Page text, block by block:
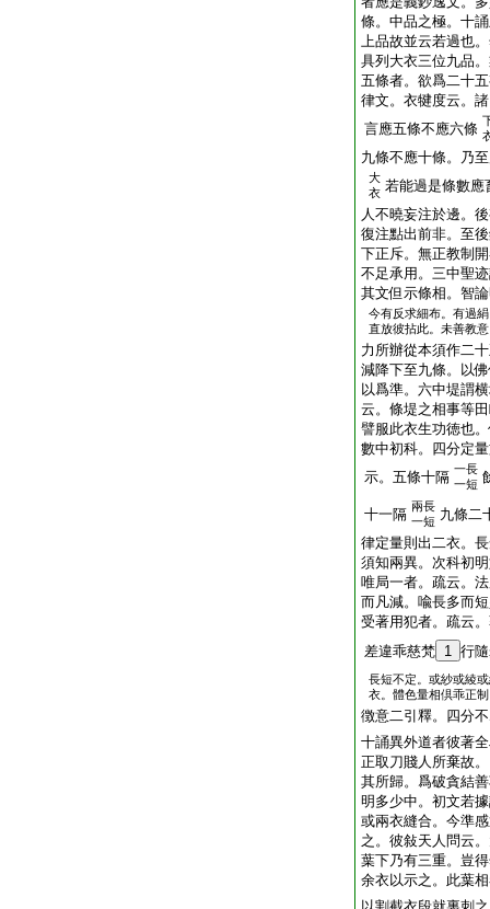
條。中品之極。十
上品故並云若過也
具列大衣三位九品
五條者。欲爲二十
律文。衣犍度云。
言應五條不應六條
九條不應十條。乃
大
衣 若能過是條數應
人不曉妄注於邊。
復注點出前非。至
下正斥。無正教制
不足承用。三中聖
其文但示條相。智
今有反求細布。有過絹
直放彼拈此。未善教意
力所辦從本須作二
減降下至九條。以
以爲準。六中堤謂
云。條堤之相事等
譬服此衣生功徳也
數中初科。四分定
示。五條十隔 一長
一短
十一隔 兩長
一短 九條二
律定量則出二衣。
須知兩異。次科初
唯局一者。疏云。
而凡減。喩長多而
受著用犯者。疏云
差違乖慈梵 1 行
長短不定。或紗或綾
衣。體色量相倶乖正
徴意二引釋。四分
十誦異外道者彼著
正取刀賤人所棄故
其所歸。爲破貪結
明多少中。初文若
或兩衣縫合。今準
之。彼敍天人問云
葉下乃有三重。豈
余衣以示之。此葉